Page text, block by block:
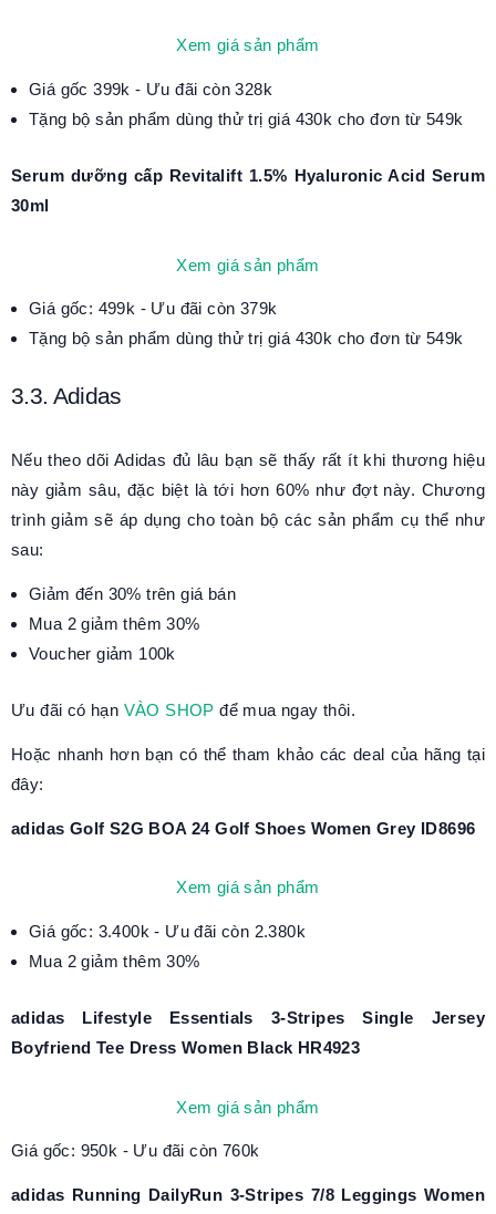
Xem giá sản phẩm
Giá gốc 399k - Ưu đãi còn 328k
Tặng bộ sản phẩm dùng thử trị giá 430k cho đơn từ 549k
Serum dưỡng cấp Revitalift 1.5% Hyaluronic Acid Serum
30ml
Xem giá sản phẩm
Giá gốc: 499k - Ưu đãi còn 379k
Tặng bộ sản phẩm dùng thử trị giá 430k cho đơn từ 549k
3.3. Adidas
Nếu theo dõi Adidas đủ lâu bạn sẽ thấy rất ít khi thương hiệu
này giảm sâu, đặc biệt là tới hơn 60% như đợt này. Chương
trình giảm sẽ áp dụng cho toàn bộ các sản phẩm cụ thể như
sau:
Giảm đến 30% trên giá bán
Mua 2 giảm thêm 30%
Voucher giảm 100k
Ưu đãi có hạn VÀO SHOP để mua ngay thôi.
Hoặc nhanh hơn bạn có thể tham khảo các deal của hãng tại
đây:
adidas Golf S2G BOA 24 Golf Shoes Women Grey ID8696
Xem giá sản phẩm
Giá gốc: 3.400k - Ưu đãi còn 2.380k
Mua 2 giảm thêm 30%
adidas Lifestyle Essentials 3-Stripes Single Jersey
Boyfriend Tee Dress Women Black HR4923
Xem giá sản phẩm
Giá gốc: 950k - Ưu đãi còn 760k
adidas Running DailyRun 3-Stripes 7/8 Leggings Women